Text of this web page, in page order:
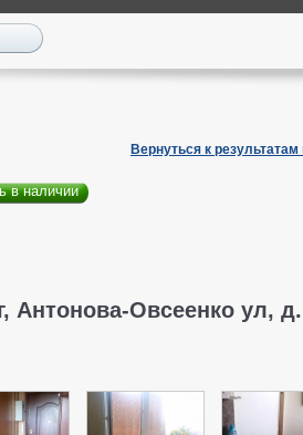
Вернуться к результатам
в наличии
Антонова-Овсеенко ул,